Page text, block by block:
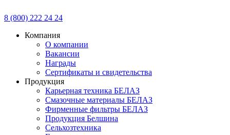
8 (800) 222 24 24
Компания
О компании
Вакансии
Награды
Сертификаты и свидетельства
Продукция
Карьерная техника БЕЛАЗ
Смазочные материалы БЕЛАЗ
Фирменные фильтры БЕЛАЗ
Продукция Белшина
Сельхозтехника